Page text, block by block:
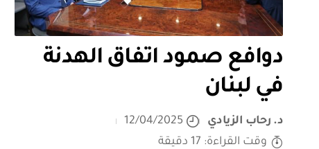
دوافع صمود اتفاق الهدنة
في لبنان
د. رحاب الزيادي
12/04/2025
وقت القراءة: 17 دقيقة